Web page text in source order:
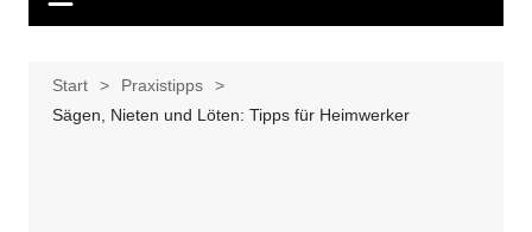
Start
Praxistipps
Sägen, Nieten und Löten: Tipps für Heimwerker